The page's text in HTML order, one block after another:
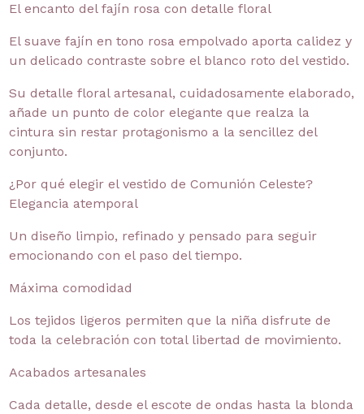
El encanto del fajín rosa con detalle floral
El suave fajín en tono rosa empolvado aporta calidez y
un delicado contraste sobre el blanco roto del vestido.
Su detalle floral artesanal, cuidadosamente elaborado,
añade un punto de color elegante que realza la
cintura sin restar protagonismo a la sencillez del
conjunto.
¿Por qué elegir el vestido de Comunión Celeste?
Elegancia atemporal
Un diseño limpio, refinado y pensado para seguir
emocionando con el paso del tiempo.
Máxima comodidad
Los tejidos ligeros permiten que la niña disfrute de
toda la celebración con total libertad de movimiento.
Acabados artesanales
Cada detalle, desde el escote de ondas hasta la blonda